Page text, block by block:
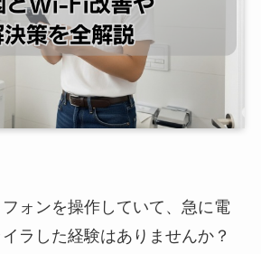
フォンを操作していて、急に電
ラした経験はありませんか？